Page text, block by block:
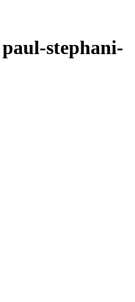
stephani-